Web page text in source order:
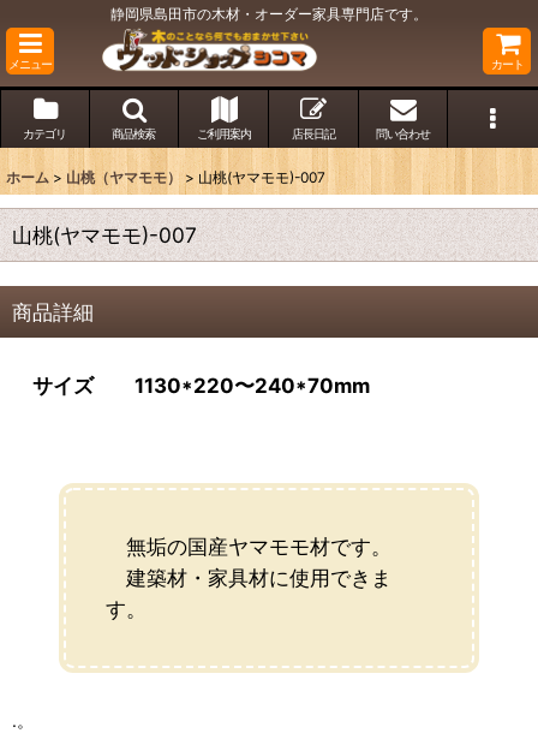
静岡県島田市の木材・オーダー家具専門店です。
メニュー カート
カテゴリ 商品検索 ご利用案内 店長日記 問い合わせ
ホーム > 山桃（ヤマモモ） > 山桃(ヤマモモ)-007
山桃(ヤマモモ)-007
商品詳細
サイズ 1130*220〜240*70mm
無垢の国産ヤマモモ材です。
建築材・家具材に使用できま
す。
.。